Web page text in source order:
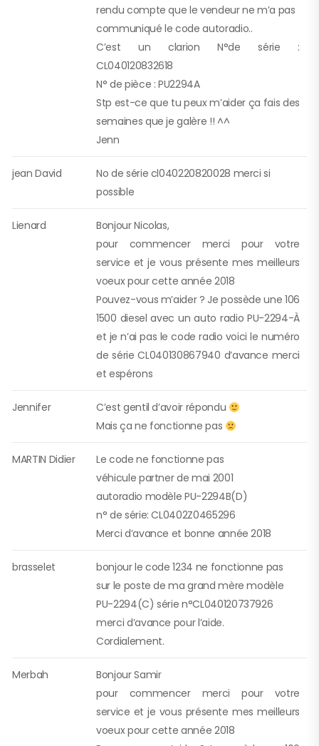
rendu compte que le vendeur ne m’a pas
communiqué le code autoradio..
C’est un clarion N°de série :
CL040120832618
N° de pièce : PU2294A
Stp est-ce que tu peux m’aider ça fais des
semaines que je galère !! ^^
Jenn
jean David
No de série cl040220820028 merci si
possible
Lienard
Bonjour Nicolas,
pour commencer merci pour votre
service et je vous présente mes meilleurs
voeux pour cette année 2018
Pouvez-vous m’aider ? Je possède une 106
1500 diesel avec un auto radio PU-2294-À
et je n’ai pas le code radio voici le numéro
de série CL040130867940 d’avance merci
et espérons
Jennifer
C’est gentil d’avoir répondu
Mais ça ne fonctionne pas
MARTIN Didier
Le code ne fonctionne pas
véhicule partner de mai 2001
autoradio modèle PU-2294B(D)
n° de série: CL0402Z0465296
Merci d’avance et bonne année 2018
brasselet
bonjour le code 1234 ne fonctionne pas
sur le poste de ma grand mère modèle
PU-2294(C) série n°CL040120737926
merci d’avance pour l’aide.
Cordialement.
Merbah
Bonjour Samir
pour commencer merci pour votre
service et je vous présente mes meilleurs
voeux pour cette année 2018